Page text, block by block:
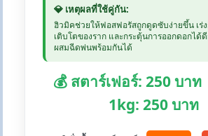
💎 เหตุผลที่ใช้คู่กัน:
ฮิวมิคช่วยให้ฟอสฟอรัสถูกดูดซับง่ายขึ้น เร่
เติบโตของราก และกระตุ้นการออกดอกได้
ผสมฉีดพ่นพร้อมกันได้
💰 สตาร์เฟอร์: 250 บา
1kg: 250 บาท